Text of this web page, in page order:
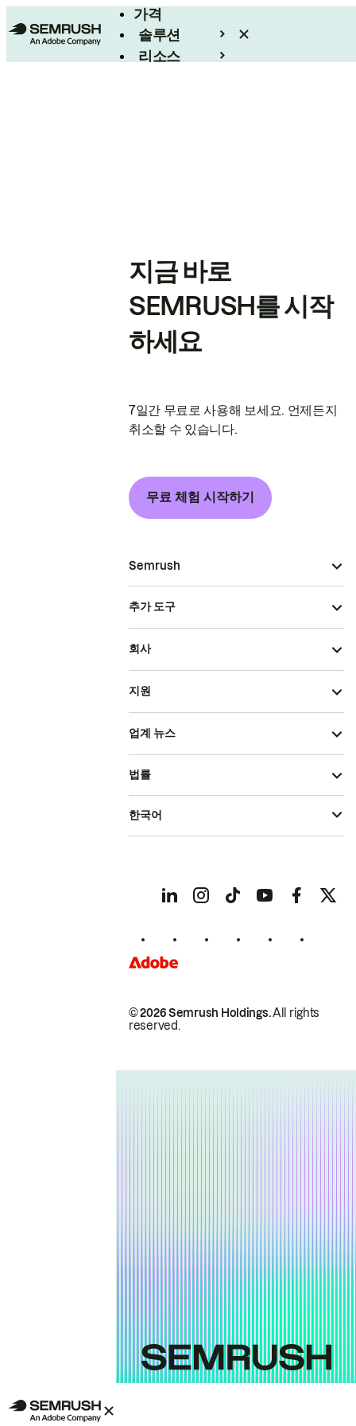
가격
솔루션
리소스
지금 바로
SEMRUSH를 시작
하세요
7일간 무료로 사용해 보세요. 언제든지
취소할 수 있습니다.
무료 체험 시작하기
Semrush
추가 도구
회사
지원
업계 뉴스
© 2026 Semrush Holdings.All rights
reserved.
법률
한국어